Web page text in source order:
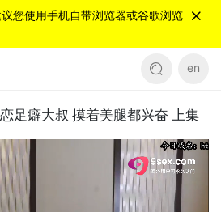
您使用手机自带浏览器或谷歌浏览
en
足癖大叔 摸着美腿都兴奋 上集